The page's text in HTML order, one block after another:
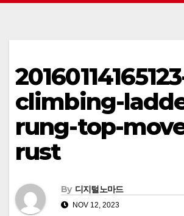
climbing-
rung-top-
rust
By 디지털노마드
NOV 12, 2023